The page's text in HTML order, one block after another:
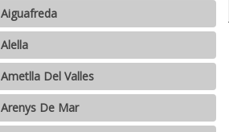
Aiguafreda
Alella
Ametlla Del Valles
Arenys De Mar